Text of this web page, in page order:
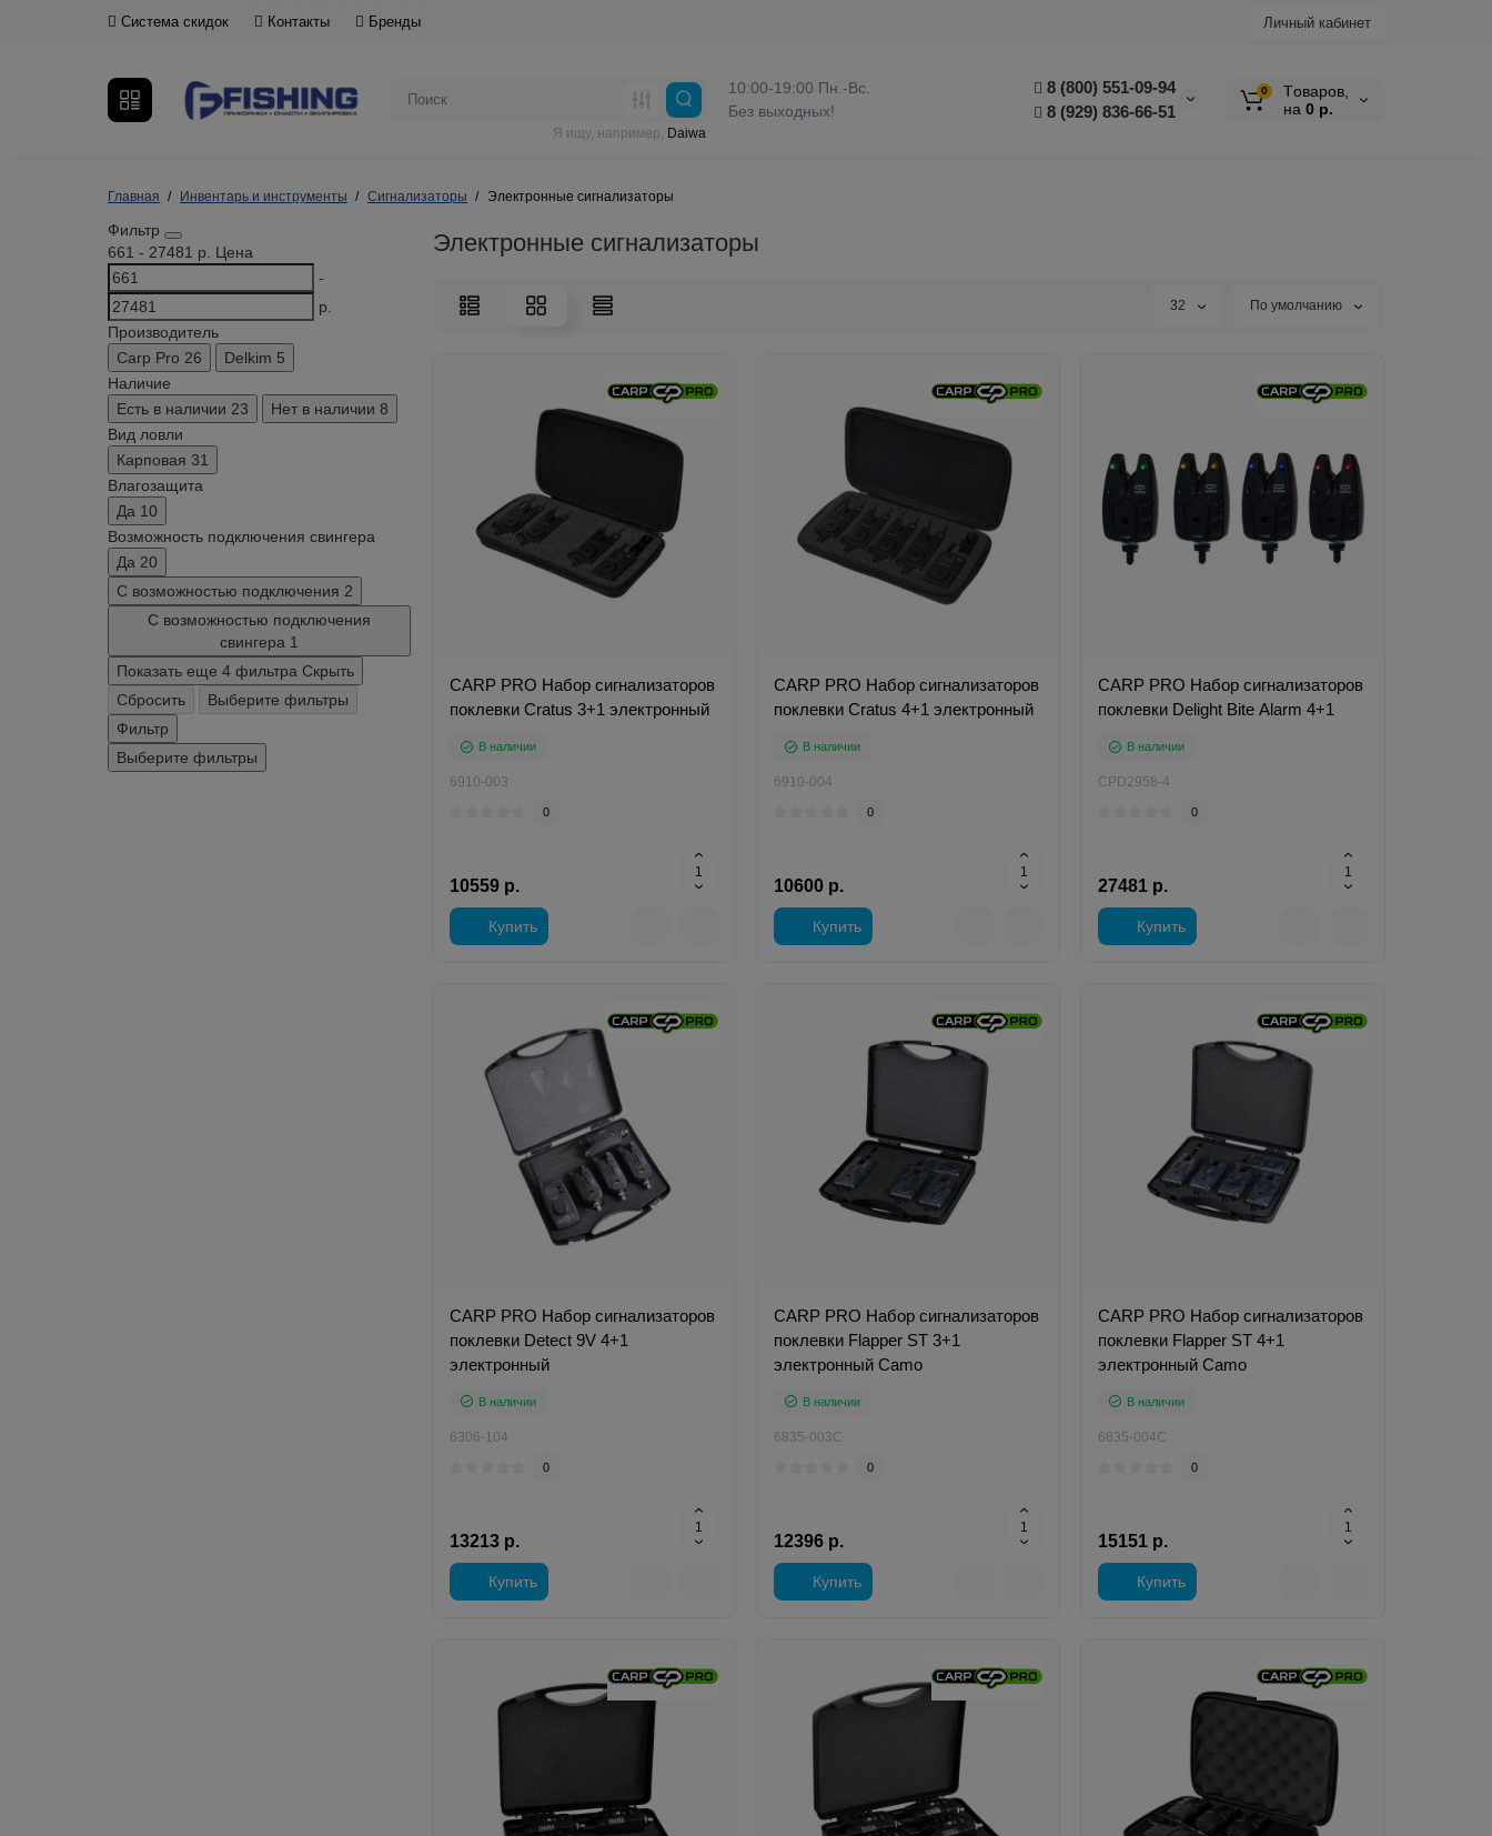
Система скидок Контакты Бренды Личный кабинет
10:00-19:00 Пн.-Вс.
Без выходных!
8 (800) 551-09-94
8 (929) 836-66-51
Я ищу, например, Daiwa
0
Tоваров,
на 0 р.
Главная Инвентарь и инструменты Сигнализаторы Электронные сигнализаторы
Фильтр
661 - 27481 р. Цена
-
р.
Производитель
Carp Pro 26 Delkim 5
Наличие
Есть в наличии 23 Нет в наличии 8
Вид ловли
Карповая 31
Влагозащита
Да 10
Возможность подключения свингера
Да 20
С возможностью подключения 2
С возможностью подключения
свингера 1
Показать еще 4 фильтра Скрыть
Сбросить
Выберите фильтры
Фильтр
Выберите фильтры
Электронные сигнализаторы
32 По умолчанию
CARP PRO Набор сигнализаторов
поклевки Cratus 3+1 электронный
В наличии
6910-003
0
10559 р.
Купить
CARP PRO Набор сигнализаторов
поклевки Cratus 4+1 электронный
В наличии
6910-004
0
10600 р.
Купить
CARP PRO Набор сигнализаторов
поклевки Delight Bite Alarm 4+1
В наличии
CPD2958-4
0
27481 р.
Купить
CARP PRO Набор сигнализаторов
поклевки Detect 9V 4+1
электронный
В наличии
6306-104
0
13213 р.
Купить
CARP PRO Набор сигнализаторов
поклевки Flapper ST 3+1
электронный Camo
В наличии
6835-003C
0
12396 р.
Купить
CARP PRO Набор сигнализаторов
поклевки Flapper ST 4+1
электронный Camo
В наличии
6835-004C
0
15151 р.
Купить